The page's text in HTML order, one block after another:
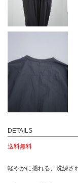
DETAILS
送料無料
軽やかに揺れる、洗練さ